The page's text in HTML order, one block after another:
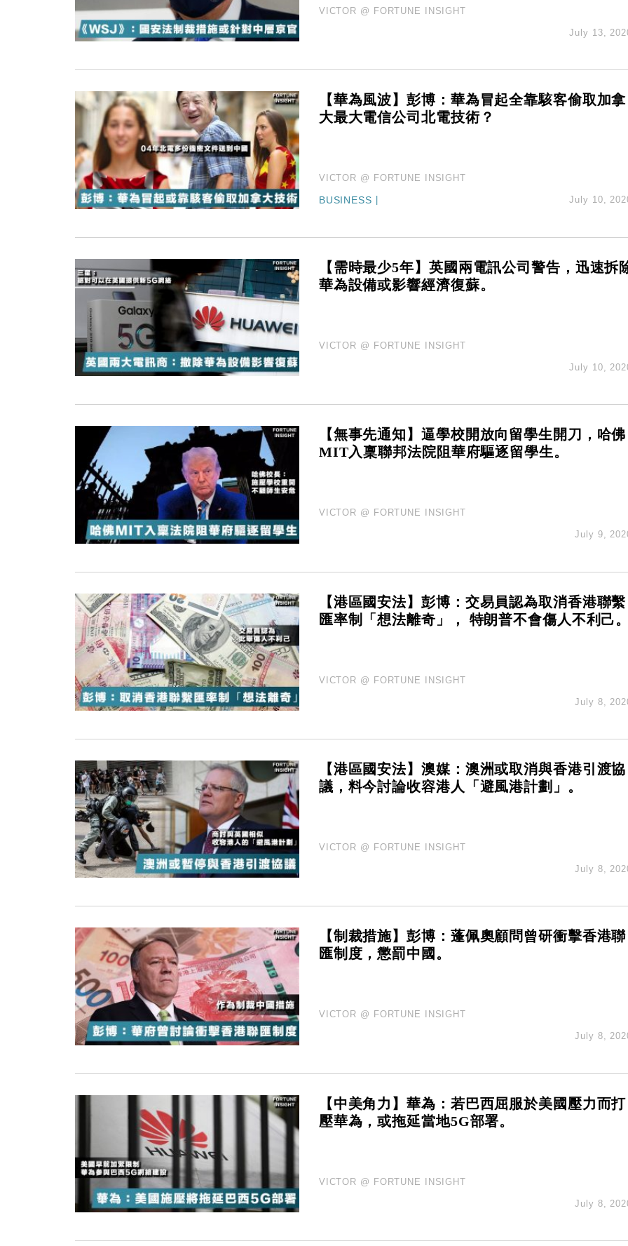
VICTOR @ FORTUNE INSIGHT
July 13,
【華為風波】彭博：華為冒起全靠駭客偷取加拿
大最大電信公司北電技術？
VICTOR @ FORTUNE INSIGHT
BUSINESS July 10,
【需時最少5年】英國兩電訊公司警告，迅速拆
華為設備或影響經濟復蘇。
VICTOR @ FORTUNE INSIGHT
July 10,
【無事先通知】逼學校開放向留學生開刀，哈佛
MIT入稟聯邦法院阻華府驅逐留學生。
VICTOR @ FORTUNE INSIGHT
July 9,
【港區國安法】彭博：交易員認為取消香港聯繫
匯率制「想法離奇」， 特朗普不會傷人不利己
VICTOR @ FORTUNE INSIGHT
July 8,
【港區國安法】澳媒：澳洲或取消與香港引渡協
議，料今討論收容港人「避風港計劃」。
VICTOR @ FORTUNE INSIGHT
July 8,
【制裁措施】彭博：蓬佩奧顧問曾研衝擊香港聯
匯制度，懲罰中國。
VICTOR @ FORTUNE INSIGHT
July 8,
【中美角力】華為：若巴西屈服於美國壓力而打
壓華為，或拖延當地5G部署。
VICTOR @ FORTUNE INSIGHT
July 8,